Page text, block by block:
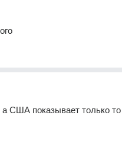
а США показывает только то